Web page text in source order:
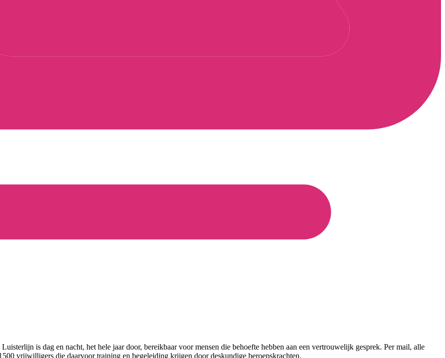
is dag en nacht, het hele jaar door, bereikbaar voor mensen die behoefte hebben aan een vertrouwelijk gesprek. Per mail, alle
vrijwilligers die daarvoor training en begeleiding krijgen door deskundige beroepskrachten.